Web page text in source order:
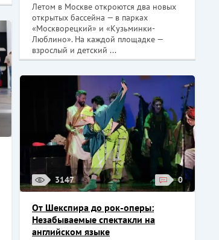
Летом в Москве откроются два новых
открытых бассейна — в парках
«Москворецкий» и «Кузьминки-
Люблино». На каждой площадке —
взрослый и детский ...
3147 0
От Шекспира до рок-оперы:
Незабываемые спектакли на
английском языке